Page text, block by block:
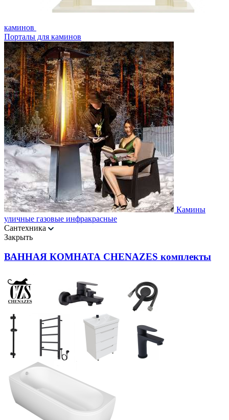
каминов
Порталы для каминов
Камины
уличные газовые инфракрасные
Сантехника
Закрыть
ВАННАЯ КОМНАТА CHENAZES комплекты